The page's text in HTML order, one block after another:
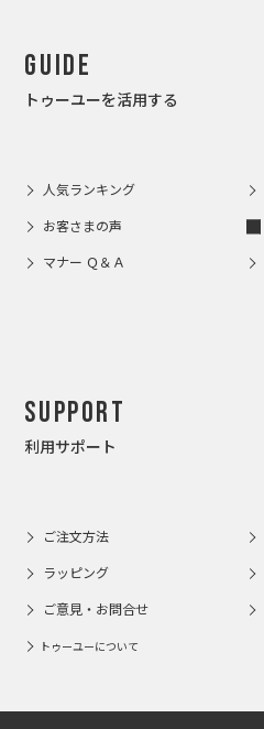
Guide
トゥーユーを活用する
人気ランキング
お客さまの声
マナー Ｑ＆Ａ
Support
利用サポート
ご注文方法
ラッピング
ご意見・お問合せ
トゥーユーについて